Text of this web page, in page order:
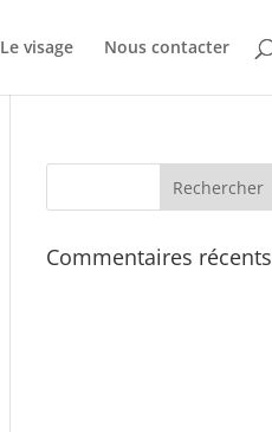
Le visage Nous contacter
Commentaires récents